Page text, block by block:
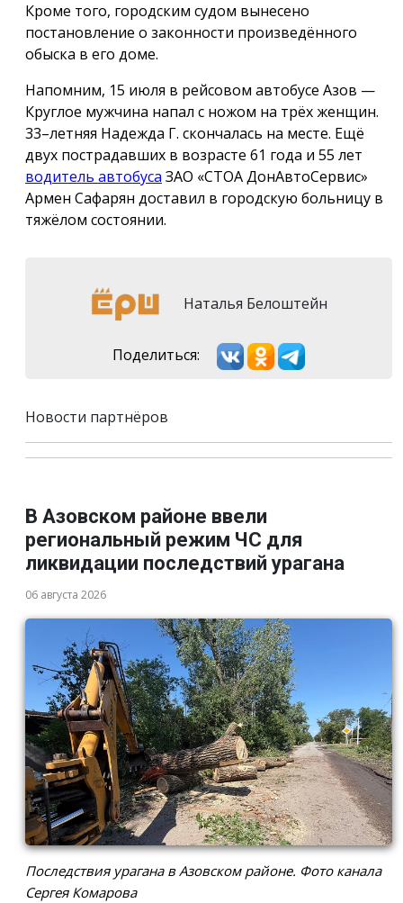
Кроме того, городским судом вынесено
постановление о законности произведённого
обыска в его доме.
Напомним, 15 июля в рейсовом автобусе Азов —
Круглое мужчина напал с ножом на трёх женщин.
33–летняя Надежда Г. скончалась на месте. Ещё
двух пострадавших в возрасте 61 года и 55 лет
водитель автобуса ЗАО «СТОА ДонАвтоСервис»
Армен Сафарян доставил в городскую больницу в
тяжёлом состоянии.
Наталья Белоштейн
Поделиться:
Новости партнёров
В Азовском районе ввели
региональный режим ЧС для
ликвидации последствий урагана
06 августа 2026
Последствия урагана в Азовском районе. Фото канала
Сергея Комарова